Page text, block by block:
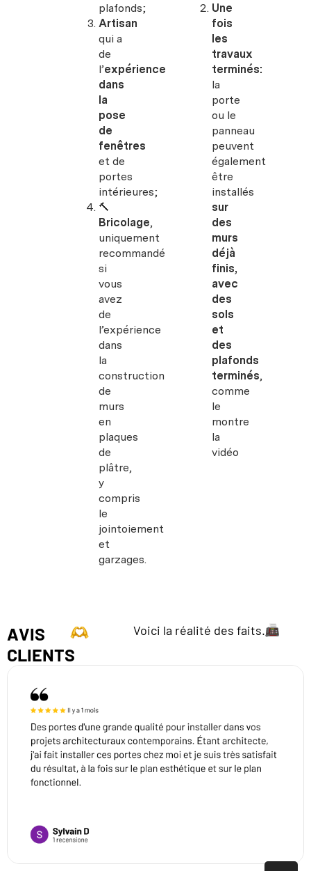
plafonds;
Artisan
qui a
de
l’expérience
dans
la
pose
de
fenêtres
et de
portes
intérieures;
🔨
Bricolage,
uniquement
recommandé
si
vous
avez
de
l’expérience
dans
la
construction
de
murs
en
plaques
de
plâtre,
y
compris
le
jointoiement
et
garzages.
Une
fois
les
travaux
terminés:
la
porte
ou le
panneau
peuvent
également
être
installés
sur
des
murs
déjà
finis,
avec
des
sols
et
des
plafonds
terminés,
comme
le
montre
la
vidéo
AVIS
CLIENTS
Voici la réalité des faits.